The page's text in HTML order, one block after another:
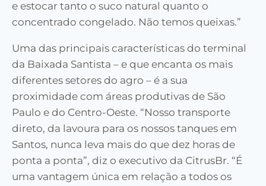
e estocar tanto o suco natural quanto o
concentrado congelado. Não temos queixas.”
Uma das principais características do terminal
da Baixada Santista – e que encanta os mais
diferentes setores do agro – é a sua
proximidade com áreas produtivas de São
Paulo e do Centro-Oeste. “Nosso transporte
direto, da lavoura para os nossos tanques em
Santos, nunca leva mais do que dez horas de
ponta a ponta”, diz o executivo da CitrusBr. “É
uma vantagem única em relação a todos os